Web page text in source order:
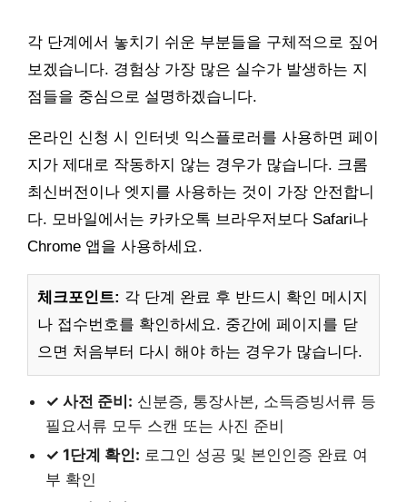
각 단계에서 놓치기 쉬운 부분들을 구체적으로 짚어
보겠습니다. 경험상 가장 많은 실수가 발생하는 지
점들을 중심으로 설명하겠습니다.
온라인 신청 시 인터넷 익스플로러를 사용하면 페이
지가 제대로 작동하지 않는 경우가 많습니다. 크롬
최신버전이나 엣지를 사용하는 것이 가장 안전합니
다. 모바일에서는 카카오톡 브라우저보다 Safari나
Chrome 앱을 사용하세요.
체크포인트: 각 단계 완료 후 반드시 확인 메시지
나 접수번호를 확인하세요. 중간에 페이지를 닫
으면 처음부터 다시 해야 하는 경우가 많습니다.
✓ 사전 준비: 신분증, 통장사본, 소득증빙서류 등
필요서류 모두 스캔 또는 사진 준비
✓ 1단계 확인: 로그인 성공 및 본인인증 완료 여
부 확인